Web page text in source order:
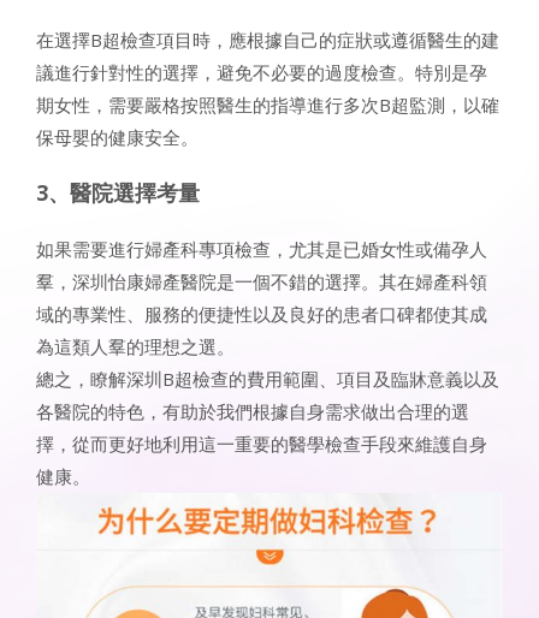
在選擇B超檢查項目時，應根據自己的症狀或遵循醫生的建
議進行針對性的選擇，避免不必要的過度檢查。特別是孕
期女性，需要嚴格按照醫生的指導進行多次B超監測，以確
保母嬰的健康安全。
3、醫院選擇考量
如果需要進行婦產科專項檢查，尤其是已婚女性或備孕人
羣，深圳怡康婦產醫院是一個不錯的選擇。其在婦產科領
域的專業性、服務的便捷性以及良好的患者口碑都使其成
為這類人羣的理想之選。
總之，瞭解深圳B超檢查的費用範圍、項目及臨牀意義以及
各醫院的特色，有助於我們根據自身需求做出合理的選
擇，從而更好地利用這一重要的醫學檢查手段來維護自身
健康。